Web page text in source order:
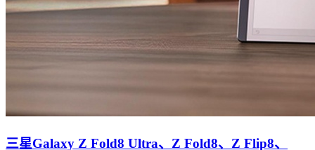
三星Galaxy Z Fold8 Ultra、Z Fold8、Z Flip8、